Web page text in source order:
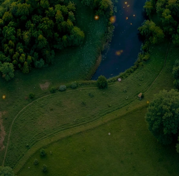
© 2026 ООО «Артокс Лаб», УНП 191700409,
орган - Минский горисполком